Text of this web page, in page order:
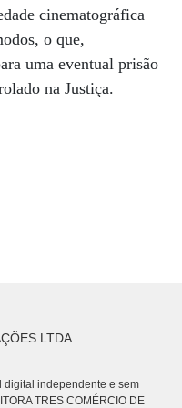
cinematográfica
o que,
uma eventual prisão
na Justiça.
LTDA
digital independente e sem
TRES COMÉRCIO DE